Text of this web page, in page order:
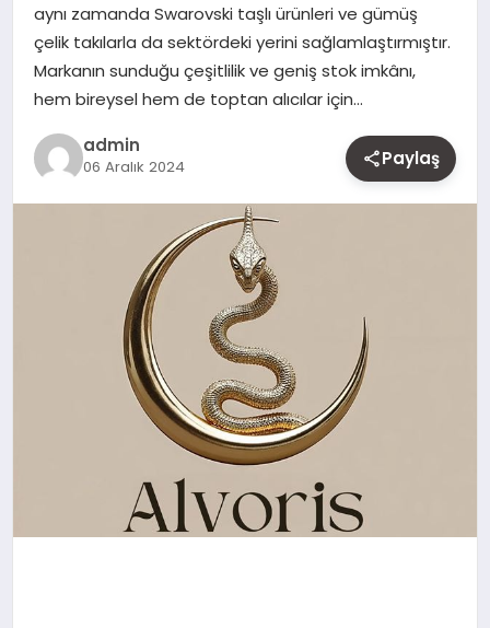
YAŞAM
OTOMOBIL
aynı zamanda Swarovski taşlı ürünleri ve gümüş
çelik takılarla da sektördeki yerini sağlamlaştırmıştır.
Markanın sunduğu çeşitlilik ve geniş stok imkânı,
hem bireysel hem de toptan alıcılar için…
admin
06 Aralık 2024 Paylaş